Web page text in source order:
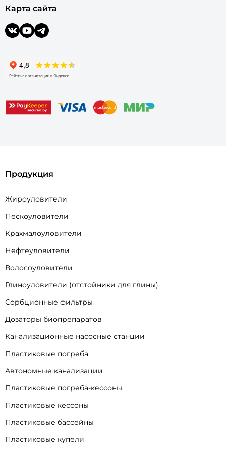
Карта сайта
Продукция
Жироуловители
Пескоуловители
Крахмалоуловители
Нефтеуловители
Волосоуловители
Глиноуловители (отстойники для глины)
Сорбционные фильтры
Дозаторы биопрепаратов
Канализационные насосные станции
Пластиковые погреба
Автономные канализации
Пластиковые погреба-кессоны
Пластиковые кессоны
Пластиковые бассейны
Пластиковые купели